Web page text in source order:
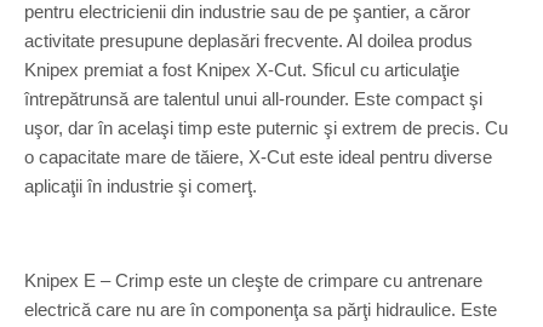
pentru electricienii din industrie sau de pe şantier, a căror
activitate presupune deplasări frecvente. Al doilea produs
Knipex premiat a fost Knipex X-Cut. Sficul cu articulaţie
întrepătrunsă are talentul unui all-rounder. Este compact şi
uşor, dar în acelaşi timp este puternic şi extrem de precis. Cu
o capacitate mare de tăiere, X-Cut este ideal pentru diverse
aplicaţii în industrie şi comerţ.
Knipex E – Crimp este un cleşte de crimpare cu antrenare
electrică care nu are în componenţa sa părţi hidraulice. Este